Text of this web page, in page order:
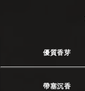
優質香芽
帶塞沉香